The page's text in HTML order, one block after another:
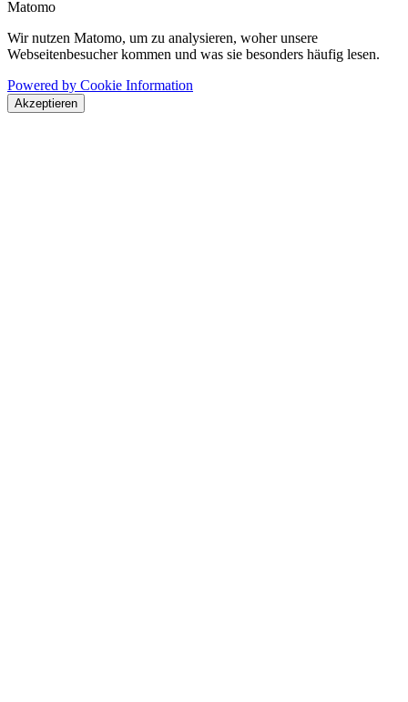
Matomo
Wir nutzen Matomo, um zu analysieren, woher unsere
Webseitenbesucher kommen und was sie besonders häufig lesen.
Powered by Cookie Information
Akzeptieren